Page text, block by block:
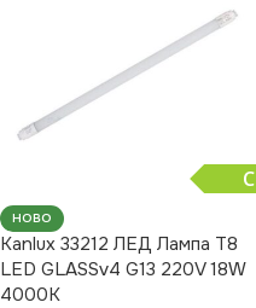
C
НОВО
Kanlux 33212 ЛЕД Лампа T8
LED GLASSv4 G13 220V 18W
4000K